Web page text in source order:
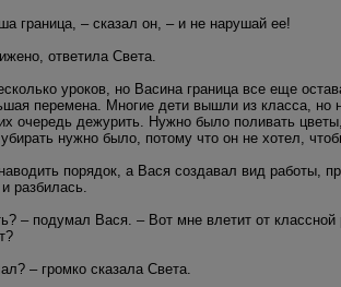
граница, – сказал он, – и не нарушай ее!
ответила Света.
уроков, но Васина граница все еще
перемена. Многие дети вышли из класса, но
очередь дежурить. Нужно было поливать
нужно было, потому что он не хотел,
порядок, а Вася создавал вид работы,
разбилась.
– подумал Вася. – Вот мне влетит от
– громко сказала Света.